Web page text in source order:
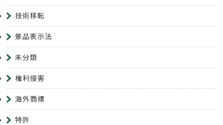
技術移転
景品表示法
未分類
権利侵害
海外商標
特許